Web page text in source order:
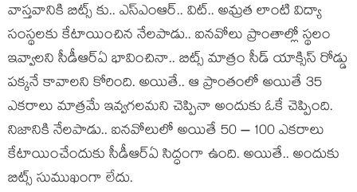
వాస్తవానికి బిట్స్ కు.. ఎస్ఎంఆర్.. విట్.. అమ్రత లాంటి విద్యా
సంస్థలకు కేటాయించిన నేలపాడు.. ఐనవోలు ప్రాంతాల్లో స్థలం
ఇవ్వాలని సీడీఆర్ఏ భావించినా.. బిట్స్ మాత్రం సీడ్ యాక్సిస్ రోడ్డు
పక్కనే కావాలని కోరింది. అయితే.. ఆ ప్రాంతంలో అయితే 35
ఎకరాలు మాత్రమే ఇవ్వగలమని చెప్పినా అందుకు ఓకే చెప్పింది.
నిజానికి నేలపాడు.. ఐనవోలులో అయితే 50 – 100 ఎకరాలు
కేటాయించేందుకు సీడీఆర్ఏ సిద్ధంగా ఉంది. అయితే.. అందుకు
బిట్స్ సుముఖంగా లేదు.